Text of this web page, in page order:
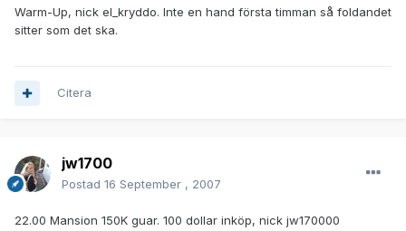
Warm-Up, nick el_kryddo. Inte en hand första timman så foldandet
sitter som det ska.
Citera
jw1700
Postad 16 September , 2007
22.00 Mansion 150K guar. 100 dollar inköp, nick jw170000